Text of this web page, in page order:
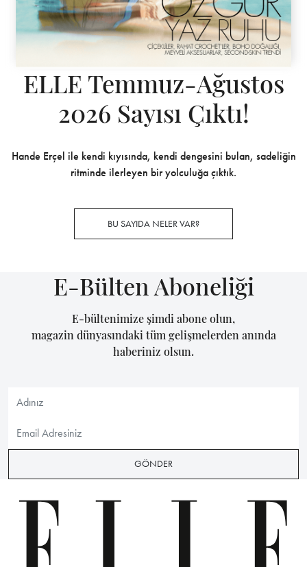
ELLE Temmuz-Ağustos
2026 Sayısı Çıktı!
Hande Erçel ile kendi kıyısında, kendi dengesini bulan, sadeliğin
ritminde ilerleyen bir yolculuğa çıktık.
BU SAYIDA NELER VAR?
E-Bülten Aboneliği
E-bültenimize şimdi abone olun,
magazin dünyasındaki tüm gelişmelerden anında
haberiniz olsun.
GÖNDER